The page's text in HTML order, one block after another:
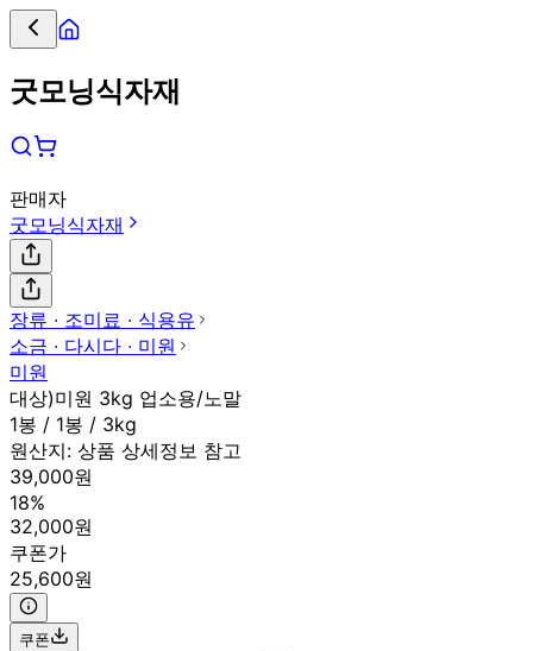
굿모닝식자재
판매자
굿모닝식자재
장류 ∙ 조미료 ∙ 식용유
소금 ∙ 다시다 ∙ 미원
미원
대상)미원 3kg 업소용/노말
1봉 / 1봉 / 3kg
원산지: 상품 상세정보 참고
39,000원
18%
32,000원
쿠폰가
25,600원
쿠폰